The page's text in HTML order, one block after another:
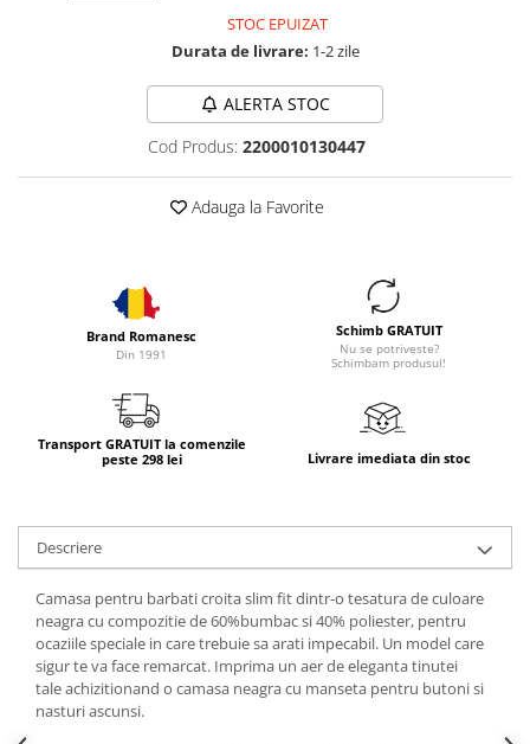
STOC EPUIZAT
Durata de livrare: 1-2 zile
ALERTA STOC
Cod Produs: 2200010130447
Adauga la Favorite
Brand Romanesc
Din 1991
Schimb GRATUIT
Nu se potriveste?
Schimbam produsul!
Transport GRATUIT la comenzile
peste 298 lei
Livrare imediata din stoc
Descriere
Camasa pentru barbati croita slim fit dintr-o tesatura de culoare
neagra cu compozitie de 60%bumbac si 40% poliester, pentru
ocaziile speciale in care trebuie sa arati impecabil. Un model care
sigur te va face remarcat. Imprima un aer de eleganta tinutei
tale achizitionand o camasa neagra cu manseta pentru butoni si
nasturi ascunsi.